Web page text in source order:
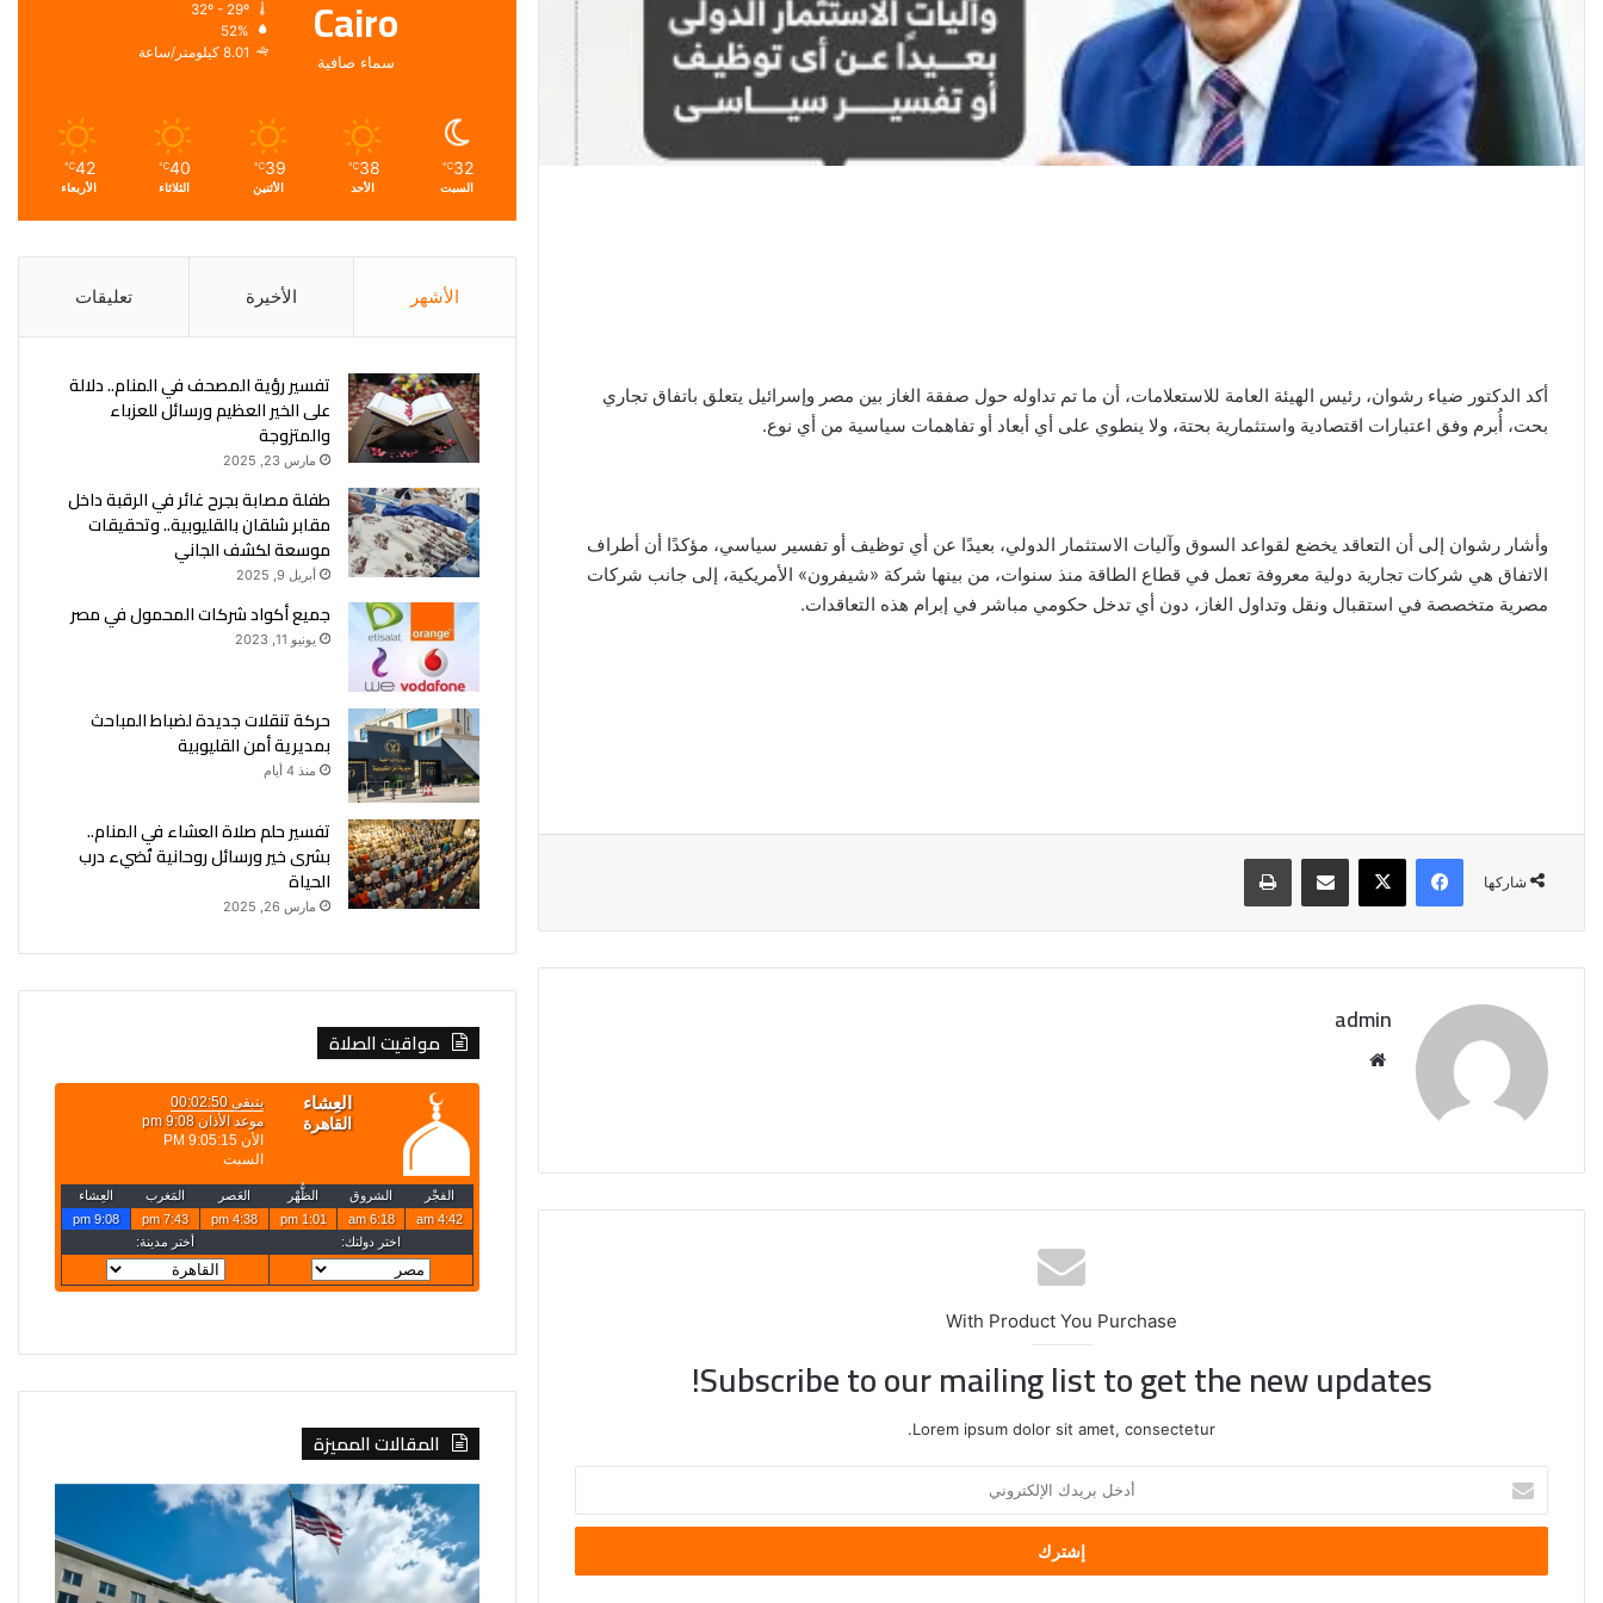
أكد الدكتور ضياء رشوان، رئيس الهيئة العامة للاستعلامات، أن ما تم تداوله حول صفقة الغاز بين مصر وإسرائيل يتعلق باتفاق تجاري
بحت، أُبرم وفق اعتبارات اقتصادية واستثمارية بحتة، ولا ينطوي على أي أبعاد أو تفاهمات سياسية من أي نوع.
وأشار رشوان إلى أن التعاقد يخضع لقواعد السوق وآليات الاستثمار الدولي، بعيدًا عن أي توظيف أو تفسير سياسي، مؤكدًا أن أطراف
الاتفاق هي شركات تجارية دولية معروفة تعمل في قطاع الطاقة منذ سنوات، من بينها شركة «شيفرون» الأمريكية، إلى جانب شركات
مصرية متخصصة في استقبال ونقل وتداول الغاز، دون أي تدخل حكومي مباشر في إبرام هذه التعاقدات.
شاركها
فيسبوك ‫X مشاركة عبر البريد طباعة
admin
With Product You Purchase
Subscribe to our mailing list to get the new updates!
Lorem ipsum dolor sit amet, consectetur.
بريدك
الإلكتروني
Cairo
سماء صافية
52%
8.01 كيلومتر/ساعة
32
℃
السبت
38
℃
الأحد
39
℃
الأثنين
40
℃
الثلاثاء
42
℃
الأربعاء
الأشهر الأخيرة تعليقات
تفسير رؤية المصحف في المنام.. دلالة
على الخير العظيم ورسائل للعزباء
والمتزوجة
مارس 23, 2025
طفلة مصابة بجرح غائر في الرقبة داخل
مقابر شلقان بالقليوبية.. وتحقيقات
موسعة لكشف الجاني
أبريل 9, 2025
جميع أكواد شركات المحمول في مصر
يونيو 11, 2023
حركة تنقلات جديدة لضباط المباحث
بمديرية أمن القليوبية
منذ 4 أيام
تفسير حلم صلاة العشاء في المنام..
بشرى خير ورسائل روحانية تُضيء درب
الحياة
مارس 26, 2025
مواقيت الصلاة
المقالات المميزة
تفرض
فهمي
واشنطن:
يساعد
إيران
على
اتفاقية